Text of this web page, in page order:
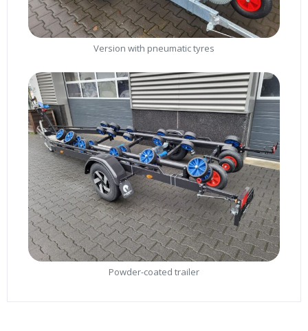
Version with pneumatic tyres
Powder-coated trailer